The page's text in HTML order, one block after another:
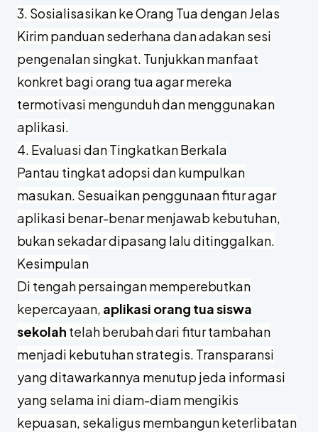
3. Sosialisasikan ke Orang Tua dengan Jelas
Kirim panduan sederhana dan adakan sesi
pengenalan singkat. Tunjukkan manfaat
konkret bagi orang tua agar mereka
termotivasi mengunduh dan menggunakan
aplikasi.
4. Evaluasi dan Tingkatkan Berkala
Pantau tingkat adopsi dan kumpulkan
masukan. Sesuaikan penggunaan fitur agar
aplikasi benar-benar menjawab kebutuhan,
bukan sekadar dipasang lalu ditinggalkan.
Kesimpulan
Di tengah persaingan memperebutkan
kepercayaan, aplikasi orang tua siswa
sekolah telah berubah dari fitur tambahan
menjadi kebutuhan strategis. Transparansi
yang ditawarkannya menutup jeda informasi
yang selama ini diam-diam mengikis
kepuasan, sekaligus membangun keterlibatan